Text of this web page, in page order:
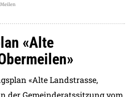
«Alte
«Alte Landstrasse,